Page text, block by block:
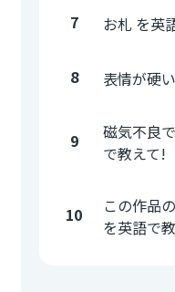
7 お札 を英
8 表情が硬
9
磁気不良
で教えて!
10
この作品
を英語で